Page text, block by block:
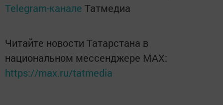
Telegram-канале Татмедиа
Читайте новости Татарстана в
национальном мессенджере MАХ:
https://max.ru/tatmedia